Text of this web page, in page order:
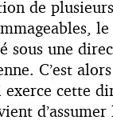
de
sous une
C’est
exerce cette
d’assumer